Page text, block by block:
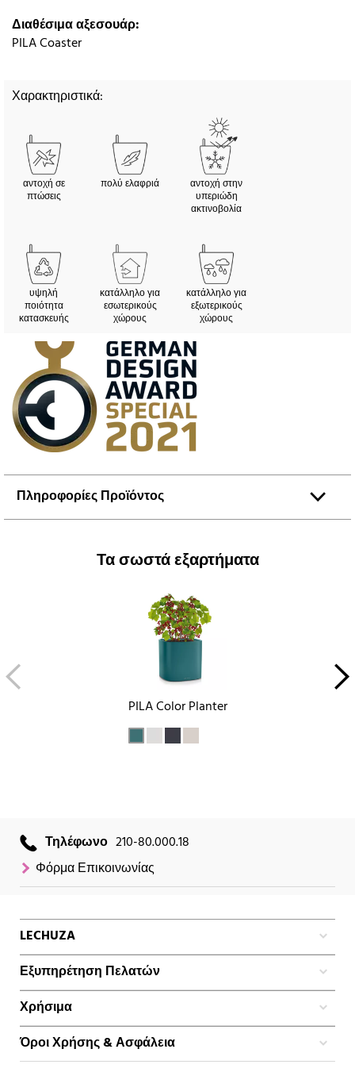
Διαθέσιμα αξεσουάρ:
PILA Coaster
Χαρακτηριστικά:
αντοχή σε
πτώσεις
πολύ ελαφριά
αντοχή στην
υπεριώδη
ακτινοβολία
υψηλή
ποιότητα
κατασκευής
κατάλληλο για
εσωτερικούς
χώρους
κατάλληλο για
εξωτερικούς
χώρους
Πληροφορίες Προϊόντος
Τα σωστά εξαρτήματα
PILA Color Planter
Τηλέφωνο 210-80.000.18
Φόρμα Επικοινωνίας
LECHUZA
Εξυπηρέτηση Πελατών
Χρήσιμα
Όροι Χρήσης & Ασφάλεια